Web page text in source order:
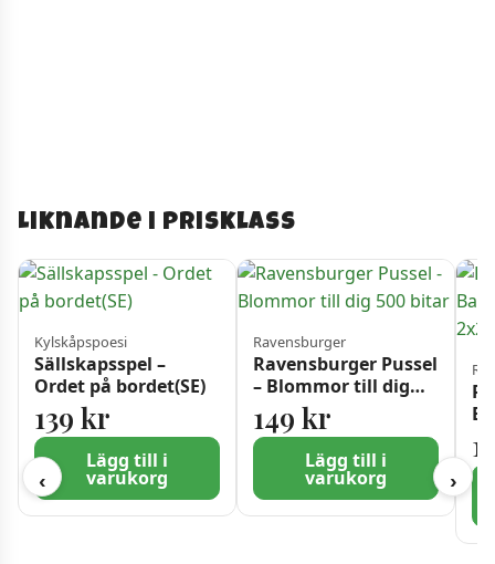
Liknande i prisklass
‹
Kylskåpspoesi
Sällskapsspel –
Ordet på bordet(SE)
139 kr
Lägg till i
varukorg
Ravensburger
Ravensburger Pussel
– Blommor till dig
500 bitar
149 kr
Lägg till i
varukorg ›